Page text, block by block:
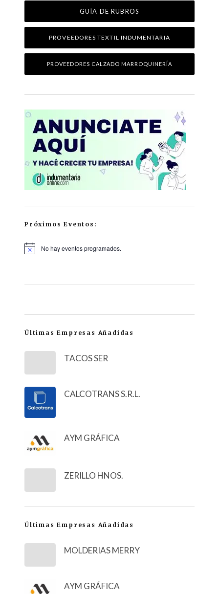
GUÍA DE RUBROS
PROVEEDORES TEXTIL INDUMENTARIA
PROVEEDORES CALZADO MARROQUINERÍA
Próximos Eventos:
No hay eventos programados.
Últimas Empresas Añadidas
TACOS SER
CALCOTRANS S.R.L.
AYM GRÁFICA
ZERILLO HNOS.
Últimas Empresas Añadidas
MOLDERIAS MERRY
AYM GRÁFICA